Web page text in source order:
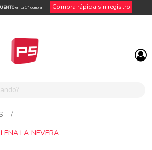
en tu 1ª compra Compra rápida sin registro
/
LA NEVERA